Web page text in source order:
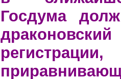
Госдума
регистрации,